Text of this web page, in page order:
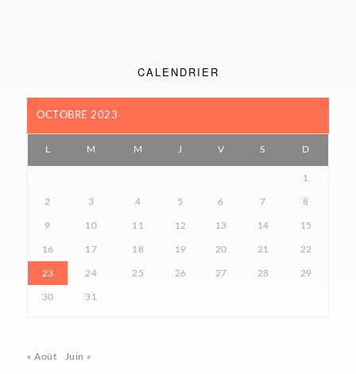
CALENDRIER
OCTOBRE 2023
L M M J V S D
1
2 3 4 5 6 7 8
9 10 11 12 13 14 15
16 17 18 19 20 21 22
23 24 25 26 27 28 29
30 31
« Août Juin »